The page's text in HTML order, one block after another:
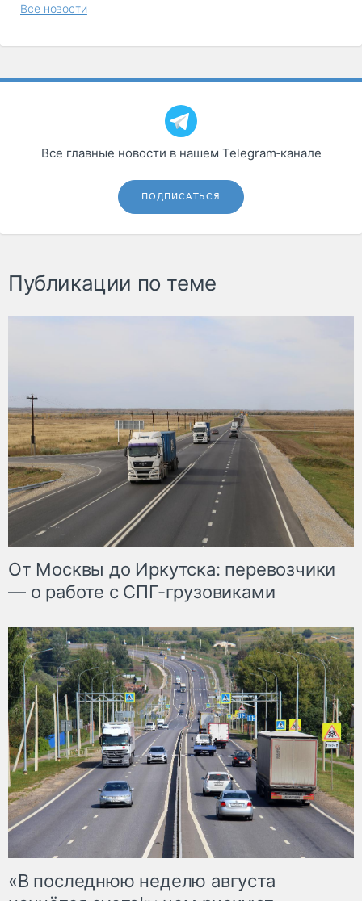
Все новости
Все главные новости в нашем Telegram‑канале
ПОДПИСАТЬСЯ
Публикации по теме
От Москвы до Иркутска: перевозчики
— о работе с СПГ-грузовиками
«В последнюю неделю августа